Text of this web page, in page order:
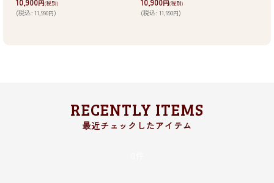
10,900円(税別)
(税込: 11,990円)
10,900円(税別)
(税込: 11,990円)
RECENTLY ITEMS